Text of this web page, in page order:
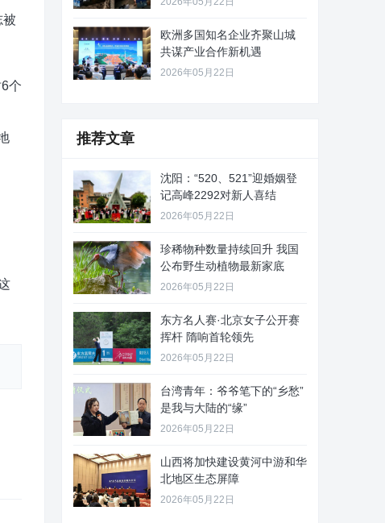
被
个
欧洲多国知名企业齐聚山城
共谋产业合作新机遇
2026年05月22日
推荐文章
沈阳：“520、521”迎婚姻登
记高峰2292对新人喜结
2026年05月22日
珍稀物种数量持续回升 我国
公布野生动植物最新家底
2026年05月22日
东方名人赛·北京女子公开赛
挥杆 隋响首轮领先
2026年05月22日
台湾青年：爷爷笔下的“乡愁”
是我与大陆的“缘”
2026年05月22日
山西将加快建设黄河中游和华
北地区生态屏障
2026年05月22日